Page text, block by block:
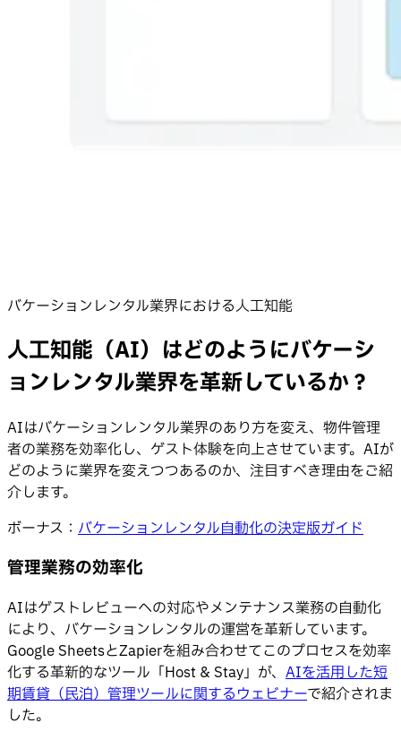
バケーションレンタル業界における人工知能
人工知能（AI）はどのようにバケーシ
ョンレンタル業界を革新しているか？
AIはバケーションレンタル業界のあり方を変え、物件管理
者の業務を効率化し、ゲスト体験を向上させています。AIが
どのように業界を変えつつあるのか、注目すべき理由をご紹
介します。
ボーナス： バケーションレンタル自動化の決定版ガイド
管理業務の効率化
AIはゲストレビューへの対応やメンテナンス業務の自動化
により、バケーションレンタルの運営を革新しています。
Google SheetsとZapierを組み合わせてこのプロセスを効率
化する革新的なツール「Host & Stay」が、 AIを活用した短
期賃貸（民泊）管理ツールに関するウェビナーで紹介されま
した。